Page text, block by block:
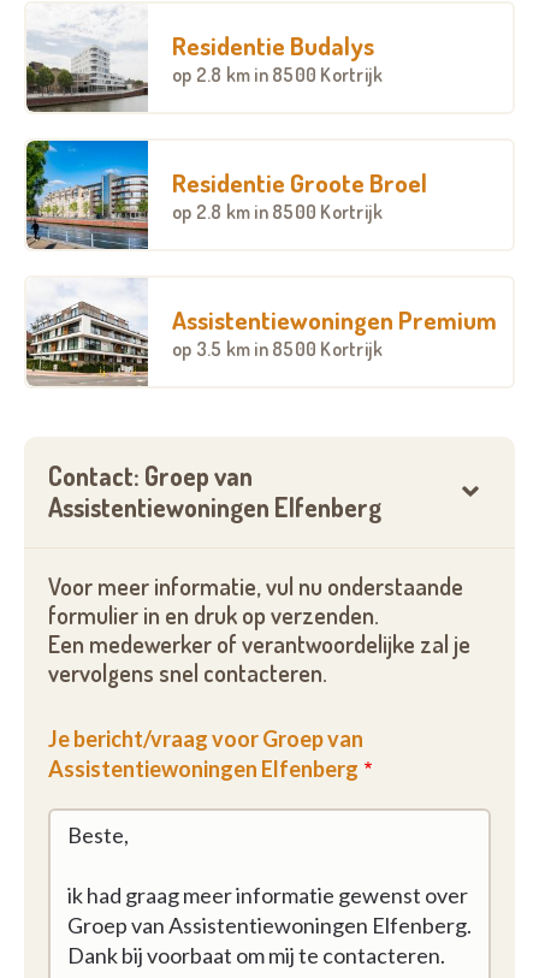
Residentie Budalys
op 2.8 km in 8500 Kortrijk
Residentie Groote Broel
op 2.8 km in 8500 Kortrijk
Assistentiewoningen Premium
op 3.5 km in 8500 Kortrijk
Contact: Groep van
Assistentiewoningen Elfenberg
Voor meer informatie, vul nu onderstaande
formulier in en druk op verzenden.
Een medewerker of verantwoordelijke zal je
vervolgens snel contacteren.
Je bericht/vraag voor Groep van
Assistentiewoningen Elfenberg